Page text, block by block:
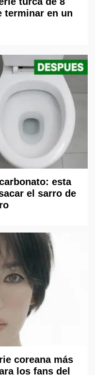
terminar en un
esta
el sarro de
coreana más
los fans del